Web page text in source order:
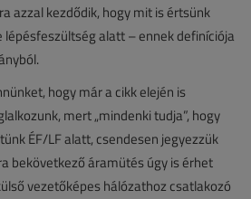
azzal kezdődik, hogy mit is értsünk
alatt – ennek definíciója
hogy már a cikk elején is
mert „mindenki tudja”, hogy
ÉF/LF alatt, csendesen jegyezzük
bekövetkező áramütés úgy is érhet
vezetőképes hálózathoz csatlakozó